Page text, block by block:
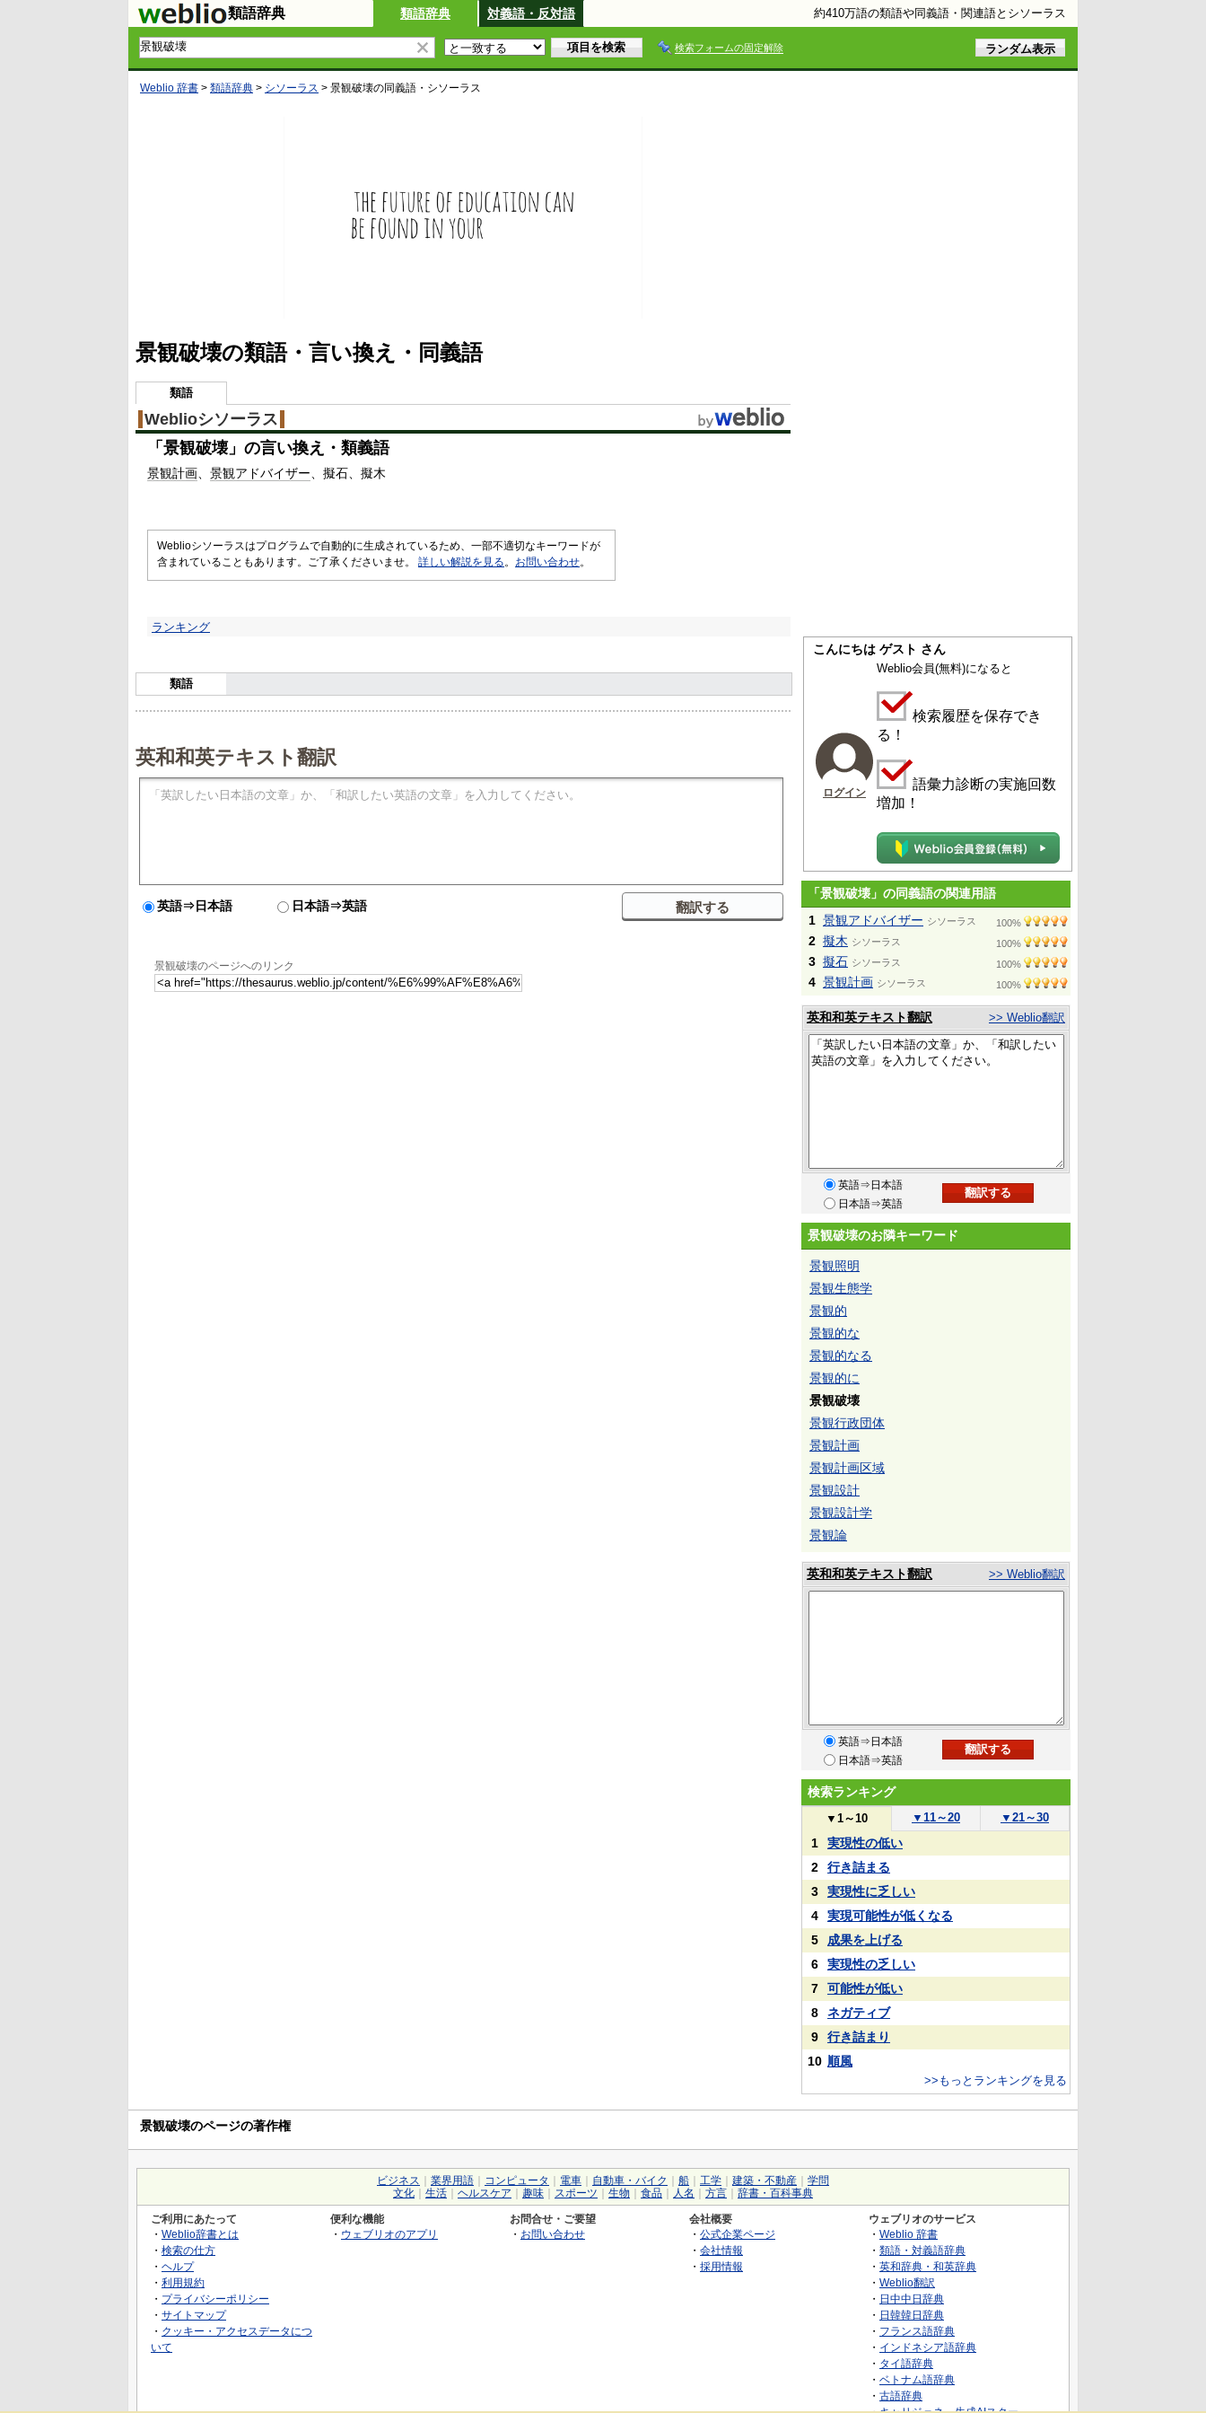
類語辞典 類語辞典 対義語・反対語 約410万語の類語や同義語・関連語とシソーラス
検索フォームの固定解除
Weblio 辞書 > 類語辞典 > シソーラス > 景観破壊の同義語・シソーラス
景観破壊の類語・言い換え・同義語
類語
Weblioシソーラス
「 景観破壊」の言い換え・類義語
景観計画 景観アドバイザー 擬石 擬木
Weblioシソーラスはプログラムで自動的に生成されているため、一部不適切なキーワードが
含まれていることもあります。ご了承くださいませ。 詳しい解説を見る 。 お問い合わせ。
ランキング
類語
英和和英テキスト翻訳
英語⇒日本語 日本語⇒英語
景観破壊のページへのリンク
こんにちは ゲスト さん
ログイン
Weblio会員(無料)になると
検索履歴を保存でき
る！
語彙力診断の実施回数
増加！
「景観破壊」の同義語の関連用語
1 景観アドバイザー シソーラス 100%
2 擬木 シソーラス 100%
3 擬石 シソーラス 100%
4 景観計画 シソーラス 100%
英和和英テキスト翻訳 >> Weblio翻訳
英語⇒日本語
日本語⇒英語
景観破壊のお隣キーワード
景観照明
景観生態学
景観的
景観的な
景観的なる
景観的に
景観破壊
景観行政団体
景観計画
景観計画区域
景観設計
景観設計学
景観論
英和和英テキスト翻訳 >> Weblio翻訳
英語⇒日本語
日本語⇒英語
検索ランキング
▼ 1～10 ▼ 11～20 ▼ 21～30
1
実現性の低い
2
行き詰まる
3
実現性に乏しい
4
実現可能性が低くなる
5
成果を上げる
6
実現性の乏しい
7
可能性が低い
8
ネガティブ
9
行き詰まり
10 順風
>>もっとランキングを見る
景観破壊のページの著作権
ビジネス 業界用語 コンピュータ 電車 自動車・バイク 船 工学 建築・不動産
学問
文化
生活 ヘルスケア 趣味 スポーツ 生物 食品 人名 方言 辞書・百科事典
ご利用にあたって
・ Weblio辞書とは
・ 検索の仕方
・ ヘルプ
・ 利用規約
・ プライバシーポリシー
・ サイトマップ
・ クッキー・アクセスデータにつ
いて
便利な機能
・ ウェブリオのアプリ
お問合せ・ご要望
・ お問い合わせ
会社概要
・ 公式企業ページ
・ 会社情報
・ 採用情報
ウェブリオのサービス
・ Weblio 辞書
・ 類語・対義語辞典
・ 英和辞典・和英辞典
・ Weblio翻訳
・ 日中中日辞典
・ 日韓韓日辞典
・ フランス語辞典
・ インドネシア語辞典
・ タイ語辞典
・ ベトナム語辞典
・ 古語辞典